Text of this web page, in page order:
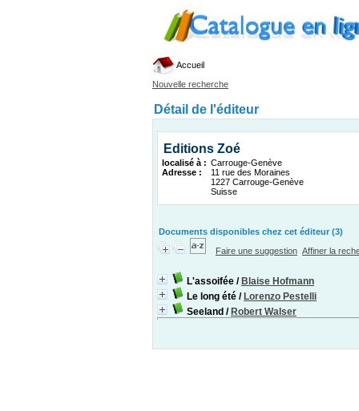
Accueil
Nouvelle recherche
Détail de l'éditeur
Editions Zoé
localisé à : Carrouge-Genève
Adresse :
11 rue des Moraines
1227 Carrouge-Genève
Suisse
Documents disponibles chez cet éditeur (3)
Faire une suggestion Affiner la
L'assoifée / Blaise Hofmann
Le long été / Lorenzo Pestelli
Seeland / Robert Walser